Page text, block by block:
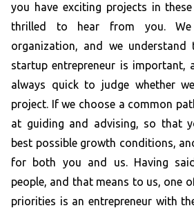
you have exciting projects in
thrilled to hear from you.
organization, and we
startup entrepreneur is important,
always quick to judge whether
project. If we choose a common
at guiding and advising, so that
best possible growth conditions,
for both you and us. Having
people, and that means to us, one
priorities is an entrepreneur with